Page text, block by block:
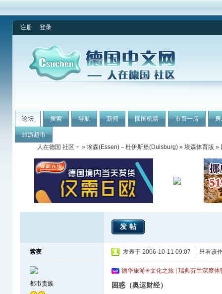
注册 登录
论坛 搜索 导航 新闻 回国机票 市百一店
旅游超市
人在德国 社区
» 埃森(Essen)－杜伊斯堡(Duisburg) » 埃森体育版 »
发帖
紫夜
都市贵族
发表于 2006-10-11 09:07 只看该
德华旅游✳文化之旅 | 瑞典芬兰深度
困惑（奥运财经）